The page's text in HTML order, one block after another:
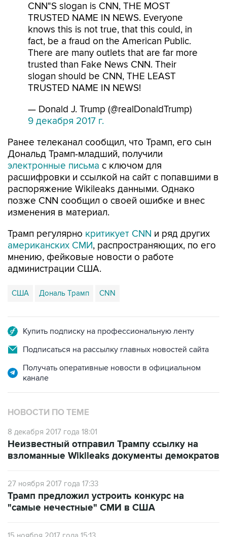
CNN"S slogan is CNN, THE MOST
TRUSTED NAME IN NEWS. Everyone
knows this is not true, that this could, in
fact, be a fraud on the American Public.
There are many outlets that are far more
trusted than Fake News CNN. Their
slogan should be CNN, THE LEAST
TRUSTED NAME IN NEWS!
— Donald J. Trump (@realDonaldTrump)
9 декабря 2017 г.
Ранее телеканал сообщил, что Трамп, его сын
Дональд Трамп-младший, получили
электронные письма с ключом для
расшифровки и ссылкой на сайт с попавшими в
распоряжение Wikileaks данными. Однако
позже CNN сообщил о своей ошибке и внес
изменения в материал.
Трамп регулярно критикует CNN и ряд других
американских СМИ, распространяющих, по его
мнению, фейковые новости о работе
администрации США.
США Дональ Трамп CNN
Купить подписку на профессиональную ленту
Подписаться на рассылку главных новостей сайта
Получать оперативные новости в официальном
канале
НОВОСТИ ПО ТЕМЕ
8 декабря 2017 года 18:01
Неизвестный отправил Трампу ссылку на
взломанные Wikileaks документы демократов
27 ноября 2017 года 17:33
Трамп предложил устроить конкурс на
"самые нечестные" СМИ в США